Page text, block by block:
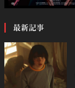
最新記事